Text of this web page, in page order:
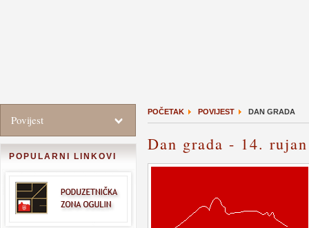
Povijest
POPULARNI LINKOVI
POČETAK POVIJEST DAN GRADA
Dan grada - 14. rujan